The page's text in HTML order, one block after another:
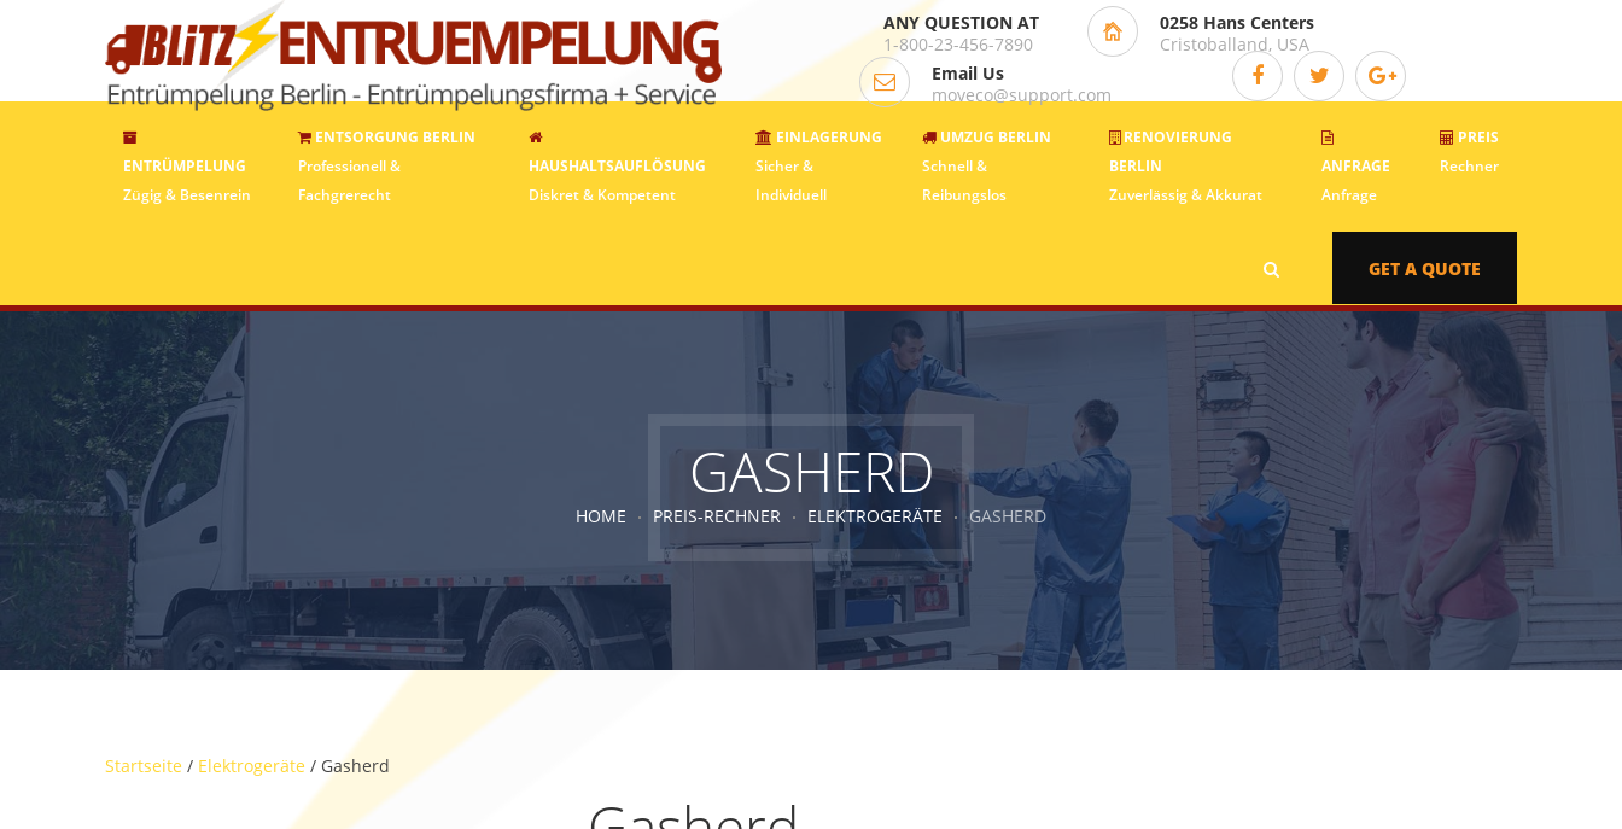
ANY QUESTION AT
1-800-23-456-7890
0258 Hans Centers
Cristoballand, USA
Email Us
moveco@support.com
ENTRÜMPELUNG
Zügig & Besenrein
ENTSORGUNG BERLIN
Professionell &
Fachgrerecht
HAUSHALTSAUFLÖSUNG
Diskret & Kompetent
EINLAGERUNG
Sicher &
Individuell
UMZUG BERLIN
Schnell &
Reibungslos
RENOVIERUNG
BERLIN
Zuverlässig & Akkurat
ANFRAGE
Anfrage
PREIS
Rechner
GET A QUOTE
GASHERD
HOME PREIS-RECHNER ELEKTROGERÄTE GASHERD
Startseite / Elektrogeräte / Gasherd